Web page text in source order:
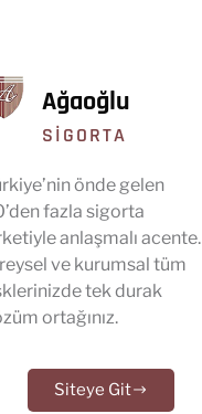
Ağaoğlu
SIGORTA
önde gelen
fazla sigorta
anlaşmalı acente.
ve kurumsal tüm
tek durak
ortağınız.
Siteye Git